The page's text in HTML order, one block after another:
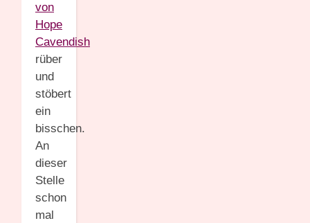
von
Hope
Cavendish
rüber
und
stöbert
ein
bisschen.
An
dieser
Stelle
schon
mal